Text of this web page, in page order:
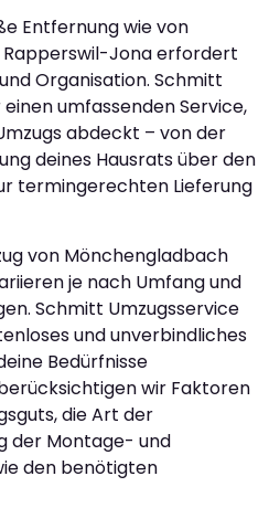
Entfernung wie von
Jona erfordert
Organisation. Schmitt
umfassenden Service,
abdeckt – von der
deines Hausrats über den
termingerechten Lieferung
von Mönchengladbach
je nach Umfang und
Schmitt Umzugsservice
und unverbindliches
Bedürfnisse
wir Faktoren
die Art der
der Montage- und
den benötigten